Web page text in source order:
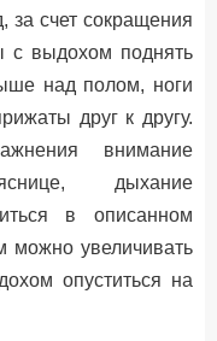
за счет сокращения
выдохом поднять
над полом, ноги
друг к другу.
внимание
дыхание
в описанном
можно увеличивать
опуститься на